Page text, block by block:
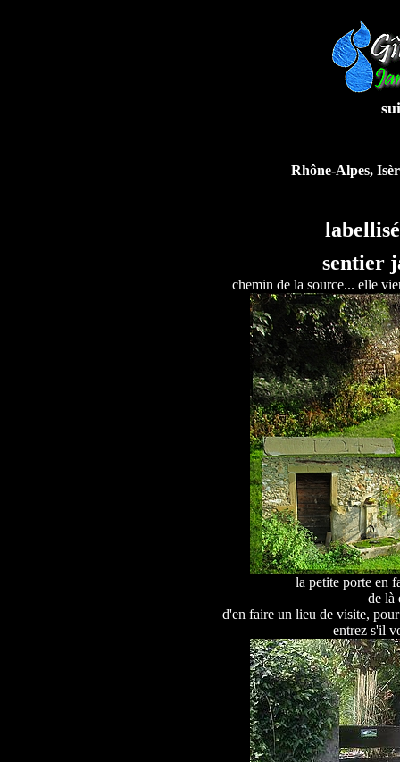
Rhône-Alpes,
labellisé
sentier
chemin de la source... elle
la petite porte en
de là
d'en faire un lieu de visite,
entrez s'il